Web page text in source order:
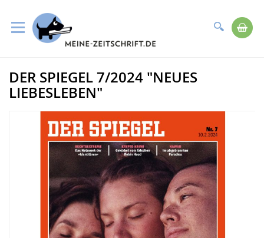
Suche
zum
Inhalt
Zum
Ende
der
Bildergalerie
DER SPIEGEL 7/2024 "NEUES
LIEBESLEBEN"